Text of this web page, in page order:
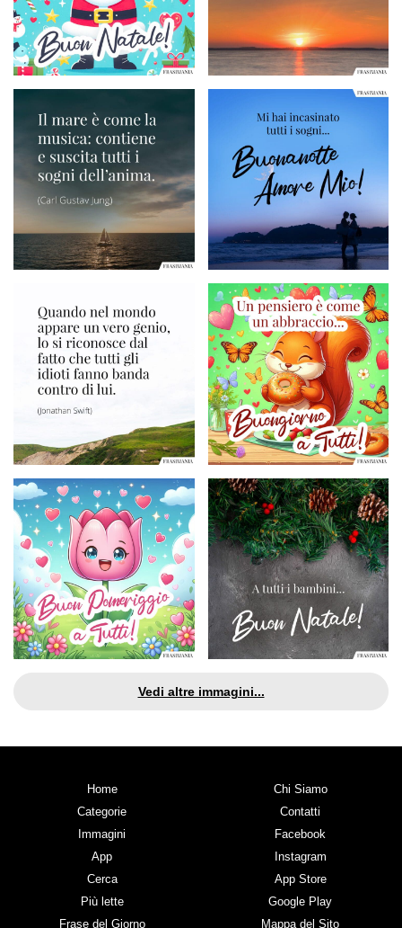
Vedi altre immagini...
Home
Categorie
Immagini
App
Cerca
Più lette
Frase del Giorno
Chi Siamo
Contatti
Facebook
Instagram
App Store
Google Play
Mappa del Sito